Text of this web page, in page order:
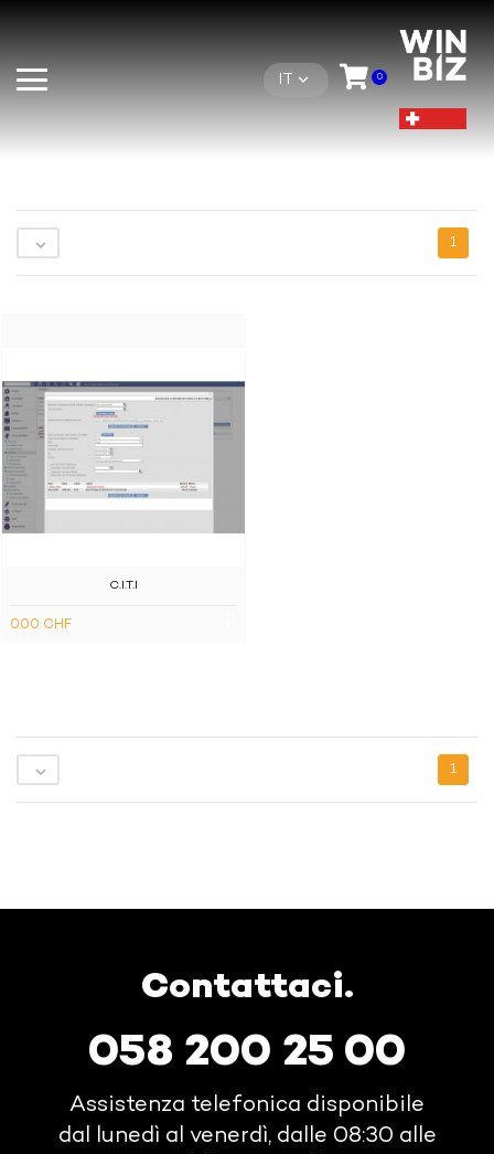
IT 0
 1
C.I.T.I
0.00 CHF
 1
Contattaci.
058 200 25 00
Assistenza telefonica disponibile
dal lunedì al venerdì, dalle 08:30 alle